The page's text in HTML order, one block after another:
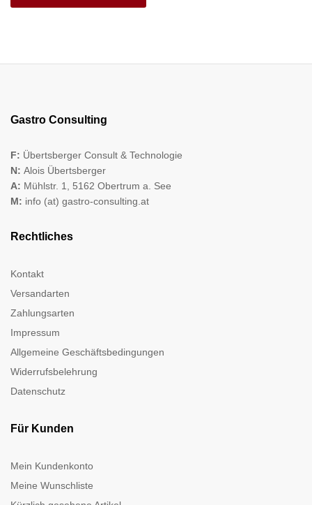
Gastro Consulting
F: Übertsberger Consult & Technologie
N: Alois Übertsberger
A: Mühlstr. 1, 5162 Obertrum a. See
M: info (at) gastro-consulting.at
Rechtliches
Kontakt
Versandarten
Zahlungsarten
Impressum
Allgemeine Geschäftsbedingungen
Widerrufsbelehrung
Datenschutz
Für Kunden
Mein Kundenkonto
Meine Wunschliste